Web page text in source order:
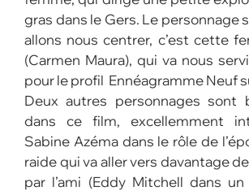
gras dans le Gers. Le personnage
allons nous centrer, c’est cette
(Carmen Maura), qui va nous
pour le profil Ennéagramme Neuf
Deux autres personnages sont
dans ce film, excellemment
Sabine Azéma dans le rôle de
raide qui va aller vers davantage
par l’ami (Eddy Mitchell dans